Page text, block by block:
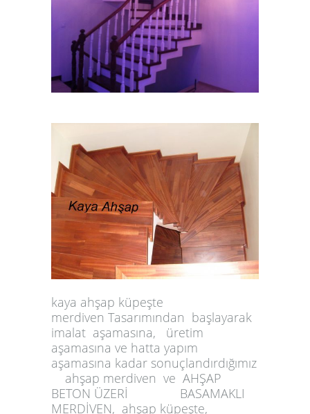
kaya ahşap küpeşte
merdiven Tasarımından başlayarak
imalat aşamasına, üretim
aşamasına ve hatta yapım
aşamasına kadar sonuçlandırdığımız
ahşap merdiven ve AHŞAP
BETON ÜZERİ BASAMAKLI
MERDİVEN, ahşap küpeşte,